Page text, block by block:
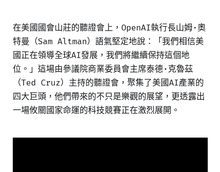
在美國國會山莊的聽證會上，OpenAI執行長山姆·奧
特曼（Sam Altman）語氣堅定地說：「我們相信美
國正在領導全球AI發展，我們將繼續保持這個地
位。」這場由參議院商業委員會主席泰德·克魯茲
（Ted Cruz）主持的聽證會，聚集了美國AI產業的
四大巨頭，他們帶來的不只是樂觀的展望，更透露出
一場攸關國家命運的科技競賽正在激烈展開。